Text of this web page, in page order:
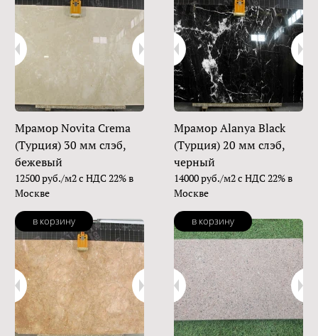
Мрамор Novita Crema
(Турция) 30 мм слэб,
бежевый
12500 руб./м2 с НДС 22% в
Москве
в корзину
Мрамор Alanya Black
(Турция) 20 мм слэб,
черный
14000 руб./м2 с НДС 22% в
Москве
в корзину